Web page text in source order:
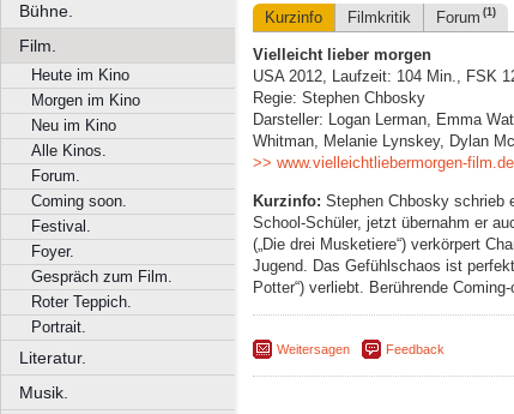
Bühne.
Film.
Heute im Kino
Morgen im Kino
Neu im Kino
Alle Kinos.
Forum.
Coming soon.
Festival.
Foyer.
Gespräch zum Film.
Roter Teppich.
Portrait.
Literatur.
Musik.
Kurzinfo Filmkritik Forum (1)
Vielleicht lieber morgen
USA 2012, Laufzeit: 104 Min., FSK
Regie: Stephen Chbosky
Darsteller: Logan Lerman, Emma
Whitman, Melanie Lynskey, Dylan
>> www.vielleichtliebermorgen-film.de
Kurzinfo: Stephen Chbosky schrieb
School-Schüler, jetzt übernahm er
(„Die drei Musketiere“) verkörpert
Jugend. Das Gefühlschaos ist
Potter“) verliebt. Berührende
Weitersagen Feedback